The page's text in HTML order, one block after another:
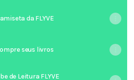
da FLYVE
seus livros
de Leitura FLYVE